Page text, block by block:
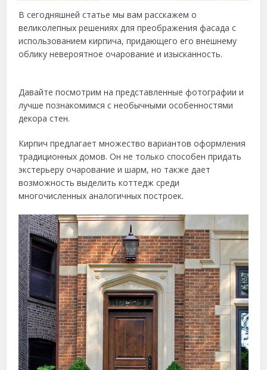
В сегодняшней статье мы вам расскажем о
великолепных решениях для преображения фасада с
использованием кирпича, придающего его внешнему
облику невероятное очарование и изысканность.
Давайте посмотрим на представленные фотографии и
лучше познакомимся с необычными особенностями
декора стен.
Кирпич предлагает множество вариантов оформления
традиционных домов. Он не только способен придать
экстерьеру очарование и шарм, но также дает
возможность выделить коттедж среди
многочисленных аналогичных построек.